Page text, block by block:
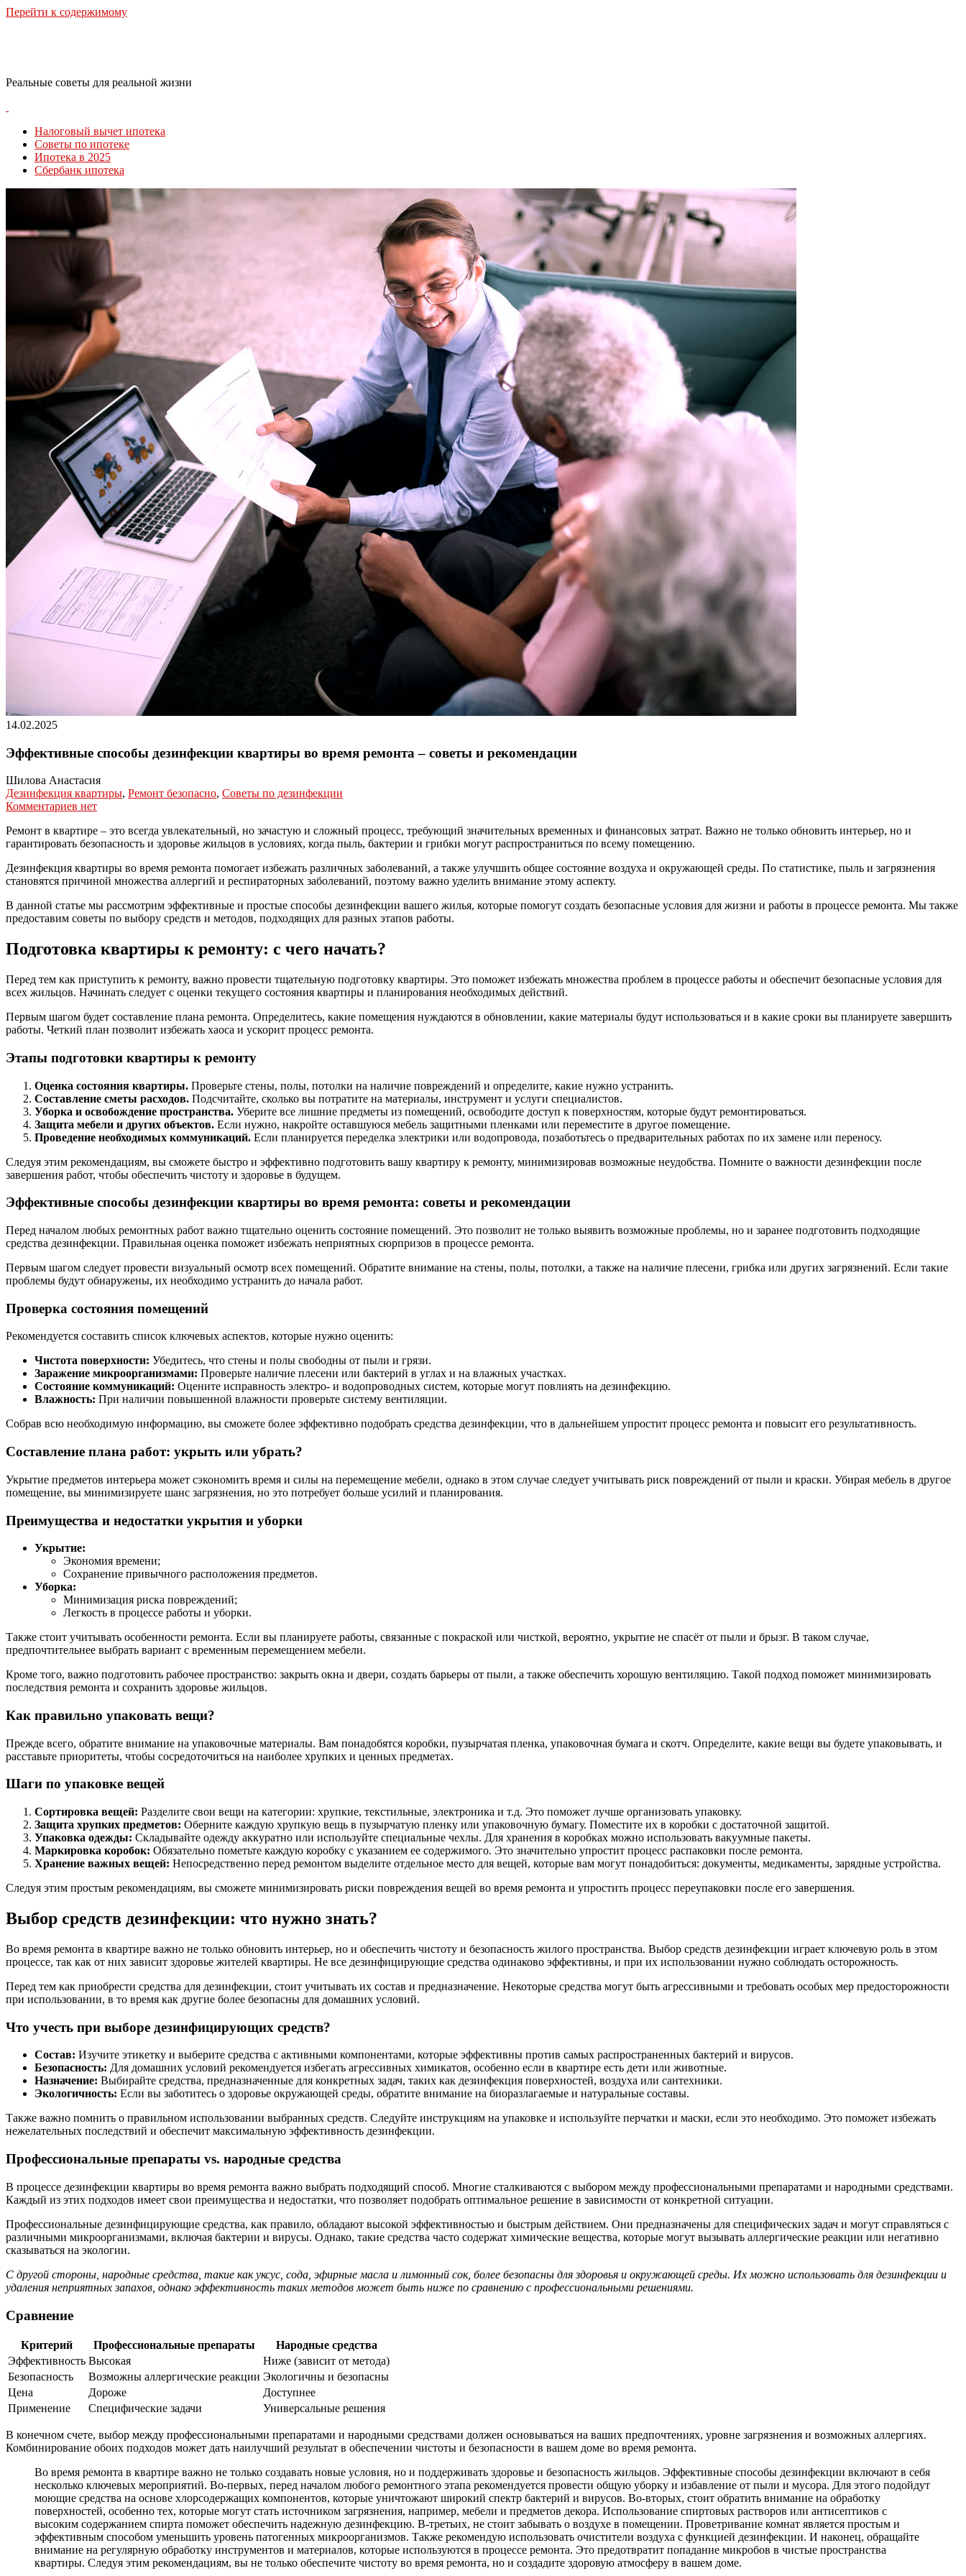
Перейти к содержимому
Реальные советы для реальной жизни
Налоговый вычет ипотека
Советы по ипотеке
Ипотека в 2025
Сбербанк ипотека
14.02.2025
Эффективные способы дезинфекции квартиры во время ремонта – советы и рекомендации
Шилова Анастасия
Дезинфекция квартиры, Ремонт безопасно, Советы по дезинфекции
Комментариев нет
Ремонт в квартире – это всегда увлекательный, но зачастую и сложный процесс, требующий значительных временных и финансовых затрат. Важно не только обновить интерьер, но и
гарантировать безопасность и здоровье жильцов в условиях, когда пыль, бактерии и грибки могут распространиться по всему помещению.
Дезинфекция квартиры во время ремонта помогает избежать различных заболеваний, а также улучшить общее состояние воздуха и окружающей среды. По статистике, пыль и загрязнения
становятся причиной множества аллергий и респираторных заболеваний, поэтому важно уделить внимание этому аспекту.
В данной статье мы рассмотрим эффективные и простые способы дезинфекции вашего жилья, которые помогут создать безопасные условия для жизни и работы в процессе ремонта. Мы также
предоставим советы по выбору средств и методов, подходящих для разных этапов работы.
Подготовка квартиры к ремонту: с чего начать?
Перед тем как приступить к ремонту, важно провести тщательную подготовку квартиры. Это поможет избежать множества проблем в процессе работы и обеспечит безопасные условия для
всех жильцов. Начинать следует с оценки текущего состояния квартиры и планирования необходимых действий.
Первым шагом будет составление плана ремонта. Определитесь, какие помещения нуждаются в обновлении, какие материалы будут использоваться и в какие сроки вы планируете завершить
работы. Четкий план позволит избежать хаоса и ускорит процесс ремонта.
Этапы подготовки квартиры к ремонту
Оценка состояния квартиры. Проверьте стены, полы, потолки на наличие повреждений и определите, какие нужно устранить.
Составление сметы расходов. Подсчитайте, сколько вы потратите на материалы, инструмент и услуги специалистов.
Уборка и освобождение пространства. Уберите все лишние предметы из помещений, освободите доступ к поверхностям, которые будут ремонтироваться.
Защита мебели и других объектов. Если нужно, накройте оставшуюся мебель защитными пленками или переместите в другое помещение.
Проведение необходимых коммуникаций. Если планируется переделка электрики или водопровода, позаботьтесь о предварительных работах по их замене или переносу.
Следуя этим рекомендациям, вы сможете быстро и эффективно подготовить вашу квартиру к ремонту, минимизировав возможные неудобства. Помните о важности дезинфекции после
завершения работ, чтобы обеспечить чистоту и здоровье в будущем.
Эффективные способы дезинфекции квартиры во время ремонта: советы и рекомендации
Перед началом любых ремонтных работ важно тщательно оценить состояние помещений. Это позволит не только выявить возможные проблемы, но и заранее подготовить подходящие
средства дезинфекции. Правильная оценка поможет избежать неприятных сюрпризов в процессе ремонта.
Первым шагом следует провести визуальный осмотр всех помещений. Обратите внимание на стены, полы, потолки, а также на наличие плесени, грибка или других загрязнений. Если такие
проблемы будут обнаружены, их необходимо устранить до начала работ.
Проверка состояния помещений
Рекомендуется составить список ключевых аспектов, которые нужно оценить:
Чистота поверхности: Убедитесь, что стены и полы свободны от пыли и грязи.
Заражение микроорганизмами: Проверьте наличие плесени или бактерий в углах и на влажных участках.
Состояние коммуникаций: Оцените исправность электро- и водопроводных систем, которые могут повлиять на дезинфекцию.
Влажность: При наличии повышенной влажности проверьте систему вентиляции.
Собрав всю необходимую информацию, вы сможете более эффективно подобрать средства дезинфекции, что в дальнейшем упростит процесс ремонта и повысит его результативность.
Составление плана работ: укрыть или убрать?
Укрытие предметов интерьера может сэкономить время и силы на перемещение мебели, однако в этом случае следует учитывать риск повреждений от пыли и краски. Убирая мебель в другое
помещение, вы минимизируете шанс загрязнения, но это потребует больше усилий и планирования.
Преимущества и недостатки укрытия и уборки
Укрытие:
Экономия времени;
Сохранение привычного расположения предметов.
Уборка:
Минимизация риска повреждений;
Легкость в процессе работы и уборки.
Также стоит учитывать особенности ремонта. Если вы планируете работы, связанные с покраской или чисткой, вероятно, укрытие не спасёт от пыли и брызг. В таком случае,
предпочтительнее выбрать вариант с временным перемещением мебели.
Кроме того, важно подготовить рабочее пространство: закрыть окна и двери, создать барьеры от пыли, а также обеспечить хорошую вентиляцию. Такой подход поможет минимизировать
последствия ремонта и сохранить здоровье жильцов.
Как правильно упаковать вещи?
Прежде всего, обратите внимание на упаковочные материалы. Вам понадобятся коробки, пузырчатая пленка, упаковочная бумага и скотч. Определите, какие вещи вы будете упаковывать, и
расставьте приоритеты, чтобы сосредоточиться на наиболее хрупких и ценных предметах.
Шаги по упаковке вещей
Сортировка вещей: Разделите свои вещи на категории: хрупкие, текстильные, электроника и т.д. Это поможет лучше организовать упаковку.
Защита хрупких предметов: Оберните каждую хрупкую вещь в пузырчатую пленку или упаковочную бумагу. Поместите их в коробки с достаточной защитой.
Упаковка одежды: Складывайте одежду аккуратно или используйте специальные чехлы. Для хранения в коробках можно использовать вакуумные пакеты.
Маркировка коробок: Обязательно пометьте каждую коробку с указанием ее содержимого. Это значительно упростит процесс распаковки после ремонта.
Хранение важных вещей: Непосредственно перед ремонтом выделите отдельное место для вещей, которые вам могут понадобиться: документы, медикаменты, зарядные устройства.
Следуя этим простым рекомендациям, вы сможете минимизировать риски повреждения вещей во время ремонта и упростить процесс переупаковки после его завершения.
Выбор средств дезинфекции: что нужно знать?
Во время ремонта в квартире важно не только обновить интерьер, но и обеспечить чистоту и безопасность жилого пространства. Выбор средств дезинфекции играет ключевую роль в этом
процессе, так как от них зависит здоровье жителей квартиры. Не все дезинфицирующие средства одинаково эффективны, и при их использовании нужно соблюдать осторожность.
Перед тем как приобрести средства для дезинфекции, стоит учитывать их состав и предназначение. Некоторые средства могут быть агрессивными и требовать особых мер предосторожности
при использовании, в то время как другие более безопасны для домашних условий.
Что учесть при выборе дезинфицирующих средств?
Состав: Изучите этикетку и выберите средства с активными компонентами, которые эффективны против самых распространенных бактерий и вирусов.
Безопасность: Для домашних условий рекомендуется избегать агрессивных химикатов, особенно если в квартире есть дети или животные.
Назначение: Выбирайте средства, предназначенные для конкретных задач, таких как дезинфекция поверхностей, воздуха или сантехники.
Экологичность: Если вы заботитесь о здоровье окружающей среды, обратите внимание на биоразлагаемые и натуральные составы.
Также важно помнить о правильном использовании выбранных средств. Следуйте инструкциям на упаковке и используйте перчатки и маски, если это необходимо. Это поможет избежать
нежелательных последствий и обеспечит максимальную эффективность дезинфекции.
Профессиональные препараты vs. народные средства
В процессе дезинфекции квартиры во время ремонта важно выбрать подходящий способ. Многие сталкиваются с выбором между профессиональными препаратами и народными средствами.
Каждый из этих подходов имеет свои преимущества и недостатки, что позволяет подобрать оптимальное решение в зависимости от конкретной ситуации.
Профессиональные дезинфицирующие средства, как правило, обладают высокой эффективностью и быстрым действием. Они предназначены для специфических задач и могут справляться с
различными микроорганизмами, включая бактерии и вирусы. Однако, такие средства часто содержат химические вещества, которые могут вызывать аллергические реакции или негативно
сказываться на экологии.
С другой стороны, народные средства, такие как уксус, сода, эфирные масла и лимонный сок, более безопасны для здоровья и окружающей среды. Их можно использовать для дезинфекции и
удаления неприятных запахов, однако эффективность таких методов может быть ниже по сравнению с профессиональными решениями.
Сравнение
Критерий Профессиональные препараты
Народные средства
Эффективность Высокая
Ниже (зависит от метода)
Безопасность
Возможны аллергические реакции Экологичны и безопасны
Цена
Дороже
Доступнее
Применение
Специфические задачи Универсальные решения
В конечном счете, выбор между профессиональными препаратами и народными средствами должен основываться на ваших предпочтениях, уровне загрязнения и возможных аллергиях.
Комбинирование обоих подходов может дать наилучший результат в обеспечении чистоты и безопасности в вашем доме во время ремонта.
Во время ремонта в квартире важно не только создавать новые условия, но и поддерживать здоровье и безопасность жильцов. Эффективные способы дезинфекции включают в себя
несколько ключевых мероприятий. Во-первых, перед началом любого ремонтного этапа рекомендуется провести общую уборку и избавление от пыли и мусора. Для этого подойдут
моющие средства на основе хлорсодержащих компонентов, которые уничтожают широкий спектр бактерий и вирусов. Во-вторых, стоит обратить внимание на обработку
поверхностей, особенно тех, которые могут стать источником загрязнения, например, мебели и предметов декора. Использование спиртовых растворов или антисептиков с
высоким содержанием спирта поможет обеспечить надежную дезинфекцию. В-третьих, не стоит забывать о воздухе в помещении. Проветривание комнат является простым и
эффективным способом уменьшить уровень патогенных микроорганизмов. Также рекомендую использовать очистители воздуха с функцией дезинфекции. И наконец, обращайте
внимание на регулярную обработку инструментов и материалов, которые используются в процессе ремонта. Это предотвратит попадание микробов в чистые пространства
квартиры. Следуя этим рекомендациям, вы не только обеспечите чистоту во время ремонта, но и создадите здоровую атмосферу в вашем доме.